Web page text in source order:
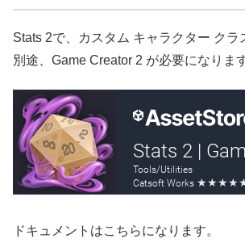
Stats 2で、カスタム キャラクター ク
別途、Game Creator 2 が必要になります
ドキュメントはこちらになります。